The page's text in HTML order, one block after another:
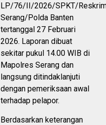
LP/76/II/2026/SPKT/
Serang/Polda Banten
tertanggal 27 Februari
2026. Laporan dibuat
sekitar pukul 14.00 WIB di
Mapolres Serang dan
langsung ditindaklanjuti
dengan pemeriksaan awal
terhadap pelapor.
Berdasarkan keterangan